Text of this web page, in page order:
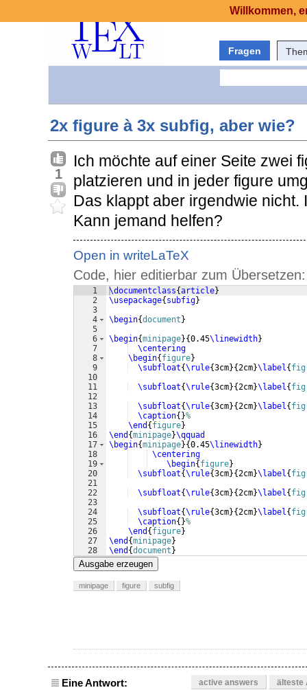
Fragen
2x figure à 3x subfig, aber wie?
1
Ich möchte auf einer Seite zwei
platzieren und in jeder figure
Das klappt aber irgendwie
Kann jemand helfen?
Open in writeLaTeX
Code, hier editierbar zum Übersetzen:
1
2
3
4
5
6
7
8
9
10
11
12
13
14
15
16
17
18
19
20
21
22
23
24
25
26
27
28
\documentclass{article}
\usepackage{subfig}
\begin{document}
\begin{minipage}{0.45\linewidth}
\centering
\begin{figure}
\subfloat{\rule{3cm}{2cm}\label {
\subfloat{\rule{3cm}{2cm}\label {
\subfloat{\rule{3cm}{2cm}\label {
\caption{}%
\end {figure}
\end {minipage}\qquad
\begin{minipage}{0.45\linewidth}
\centering
\begin{figure}
\subfloat{\rule{3cm}{2cm}\label {
\subfloat{\rule{3cm}{2cm}\label {
\subfloat{\rule{3cm}{2cm}\label {
\caption{}%
\end {figure}
\end {minipage}
\end {document}
Ausgabe erzeugen
minipage figure subfig
Eine Antwort: active answers älteste
Willkommen,